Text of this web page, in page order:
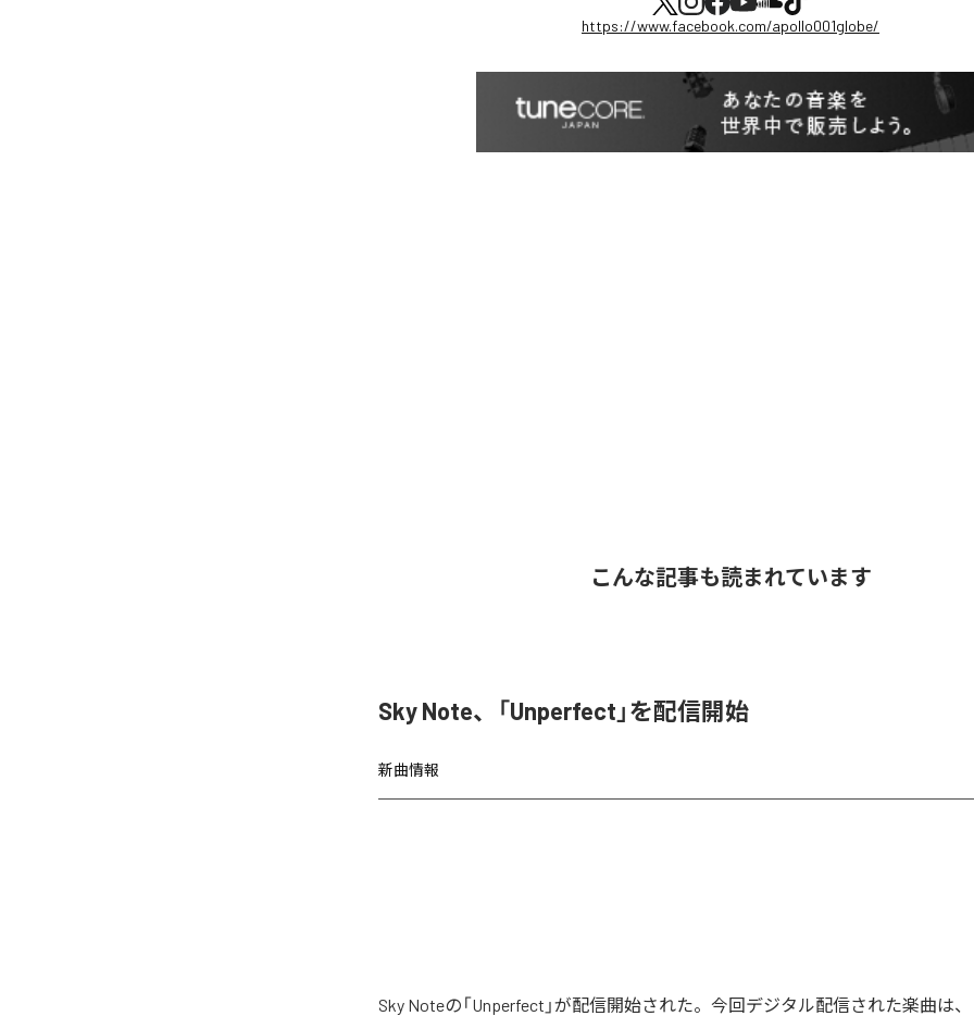
https://www.facebook.com/apollo001globe/
こんな記事も読まれています
Sky Note、「Unperfect」を配信開始
新曲情報
Sky Noteの「Unperfect」が配信開始された。今回デジタル配信された楽曲は、